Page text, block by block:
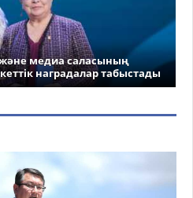
медиа саласының
наградалар табыстады